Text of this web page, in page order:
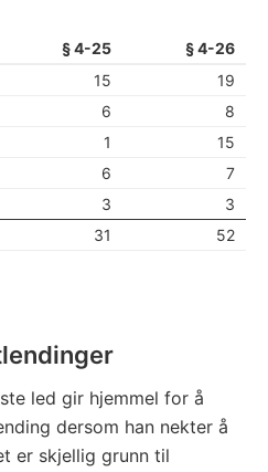
§ 4-25
§ 4-26
15
19
6
8
1
15
6
7
3
3
31 52
led gir hjemmel for å
dersom han nekter å
er skjellig grunn til